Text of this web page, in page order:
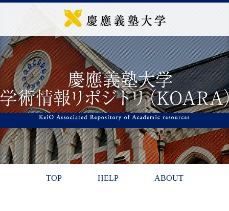
TOP HELP ABOUT